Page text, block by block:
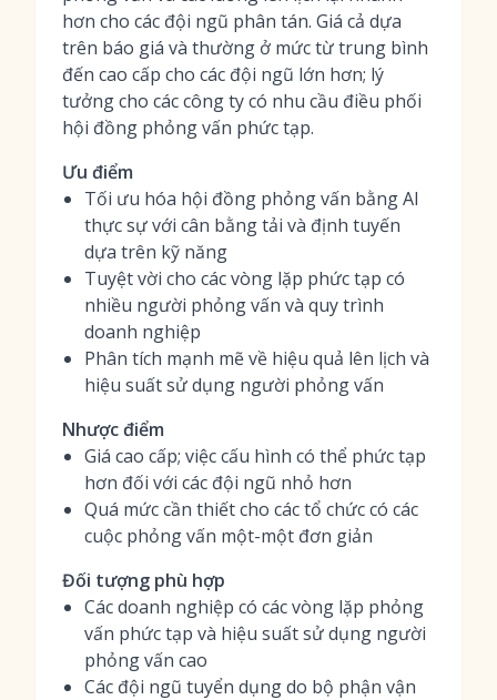
hơn cho các đội ngũ phân tán. Giá cả dựa
trên báo giá và thường ở mức từ trung bình
đến cao cấp cho các đội ngũ lớn hơn; lý
tưởng cho các công ty có nhu cầu điều phối
hội đồng phỏng vấn phức tạp.
Ưu điểm
Tối ưu hóa hội đồng phỏng vấn bằng AI
thực sự với cân bằng tải và định tuyến
dựa trên kỹ năng
Tuyệt vời cho các vòng lặp phức tạp có
nhiều người phỏng vấn và quy trình
doanh nghiệp
Phân tích mạnh mẽ về hiệu quả lên lịch và
hiệu suất sử dụng người phỏng vấn
Nhược điểm
Giá cao cấp; việc cấu hình có thể phức tạp
hơn đối với các đội ngũ nhỏ hơn
Quá mức cần thiết cho các tổ chức có các
cuộc phỏng vấn một-một đơn giản
Đối tượng phù hợp
Các doanh nghiệp có các vòng lặp phỏng
vấn phức tạp và hiệu suất sử dụng người
phỏng vấn cao
Các đội ngũ tuyển dụng do bộ phận vận